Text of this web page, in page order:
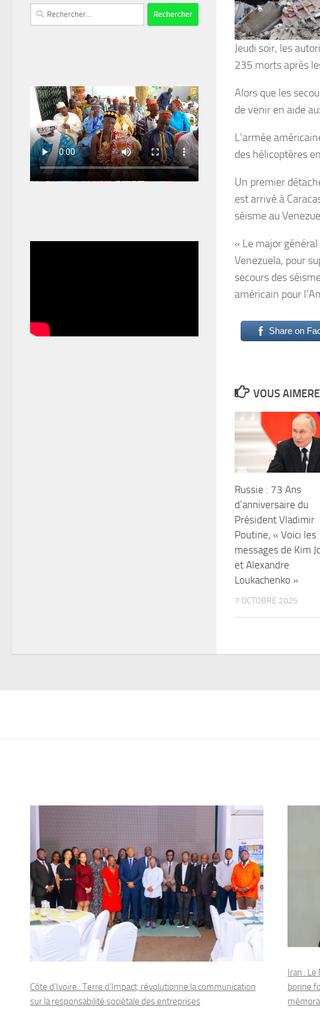
Jeudi soir, les
235 morts après
Alors que les
de venir en aide
L’armée
des hélicoptères
Un premier
est arrivé à
séisme au
« Le major général
Venezuela, pour
secours des
américain pour
Share on
VOUS
Russie : 73 Ans
d’anniversaire du
Président Vladimir
Poutine, « Voici les
messages de Kim
et Alexandre
Loukachenko »
7 OCTOBRE 2025
Rechercher :
Côte d’Ivoire : Terre d’Impact, révolutionne la communication
sur la responsabilité sociétale des entreprises
Iran :
bonne